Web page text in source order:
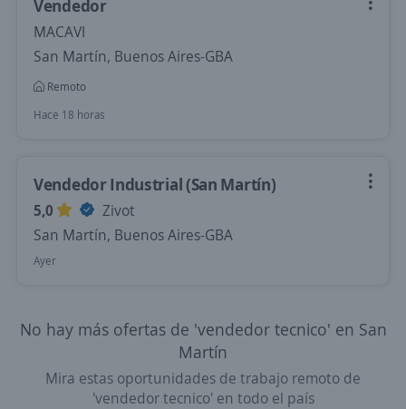
Vendedor
MACAVI
San Martín, Buenos Aires-GBA
Remoto
Hace 18 horas
Vendedor Industrial (San Martín)
5,0
Zivot
San Martín, Buenos Aires-GBA
Ayer
No hay más ofertas de 'vendedor tecnico' en San
Martín
Mira estas oportunidades de trabajo remoto de
'vendedor tecnico' en todo el país